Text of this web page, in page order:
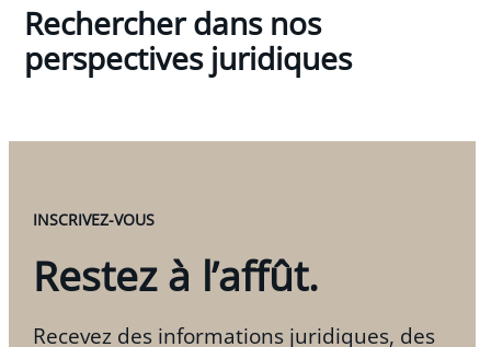
Rechercher dans nos
perspectives juridiques
INSCRIVEZ-VOUS
Restez à l’affût.
Recevez des informations juridiques, des